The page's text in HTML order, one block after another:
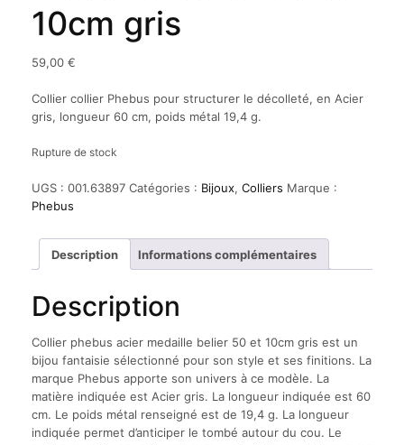
10cm gris
59,00 €
Collier collier Phebus pour structurer le décolleté, en Acier
gris, longueur 60 cm, poids métal 19,4 g.
Rupture de stock
UGS : 001.63897 Catégories : Bijoux, Colliers Marque :
Phebus
Description Informations complémentaires
Description
Collier phebus acier medaille belier 50 et 10cm gris est un
bijou fantaisie sélectionné pour son style et ses finitions. La
marque Phebus apporte son univers à ce modèle. La
matière indiquée est Acier gris. La longueur indiquée est 60
cm. Le poids métal renseigné est de 19,4 g. La longueur
indiquée permet d’anticiper le tombé autour du cou. Le